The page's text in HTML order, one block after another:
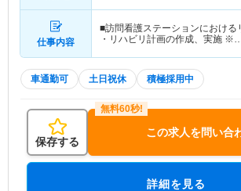
分）
仕事内容
■訪問看護ステーションにおける
・リハビリ計画の作成、実施
車通勤可 土日祝休 積極採用中
保存する
この求人を問い合
詳細を見る